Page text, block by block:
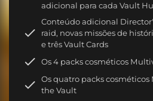
adicional para cada Vault
Conteúdo adicional
raid, novas missões de
e três Vault Cards
Os 4 packs cosméticos
Os quatro packs
the Vault